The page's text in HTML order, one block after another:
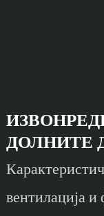
ДОЛНИТЕ
вентилација и